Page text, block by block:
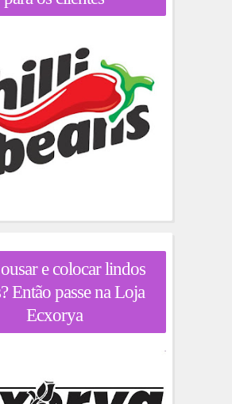
e colocar lindos
Então passe na Loja
Ecxorya